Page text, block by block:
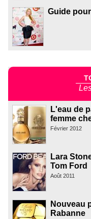
Guide
L'eau de
femme
Février 2012
Lara
Tom Ford
Août 2011
Nouveau
Rabanne